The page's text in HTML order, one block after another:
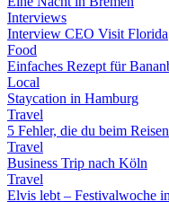
Interviews
Interview CEO Visit Florida
Food
Einfaches Rezept für
Local
Staycation in Hamburg
Travel
5 Fehler, die du beim
Travel
Business Trip nach Köln
Travel
Elvis lebt – Festivalwoche